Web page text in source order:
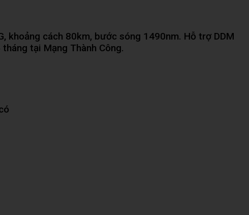
khoảng cách 80km, bước sóng 1490nm. Hỗ trợ DDM
tại Mạng Thành Công.